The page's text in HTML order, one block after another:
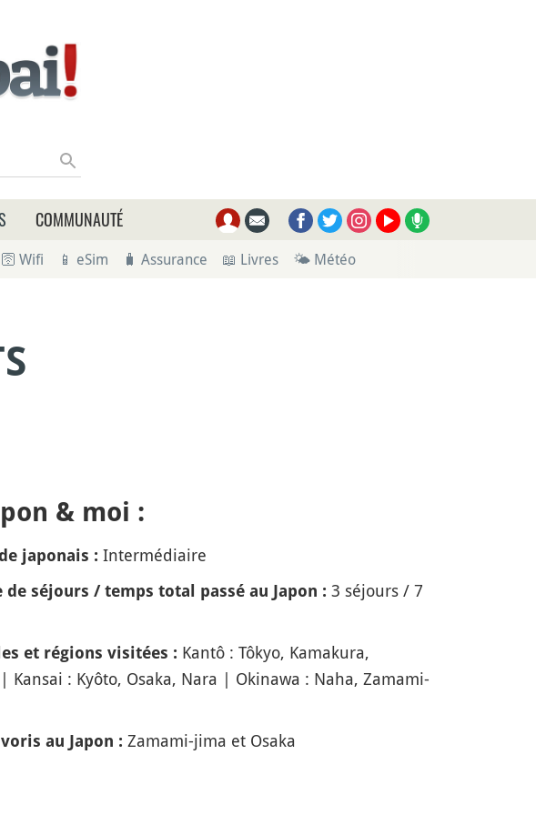
COMMUNAUTÉ
🛜 Wifi 📱 eSim 🧳 Assurance 📖 Livres 🌤 Météo
& moi :
japonais : Intermédiaire
de séjours / temps total passé au Japon : 3 séjours / 7
et régions visitées : Kantô : Tôkyo, Kamakura,
Kansai : Kyôto, Osaka, Nara | Okinawa : Naha, Zamami-
au Japon : Zamami-jima et Osaka